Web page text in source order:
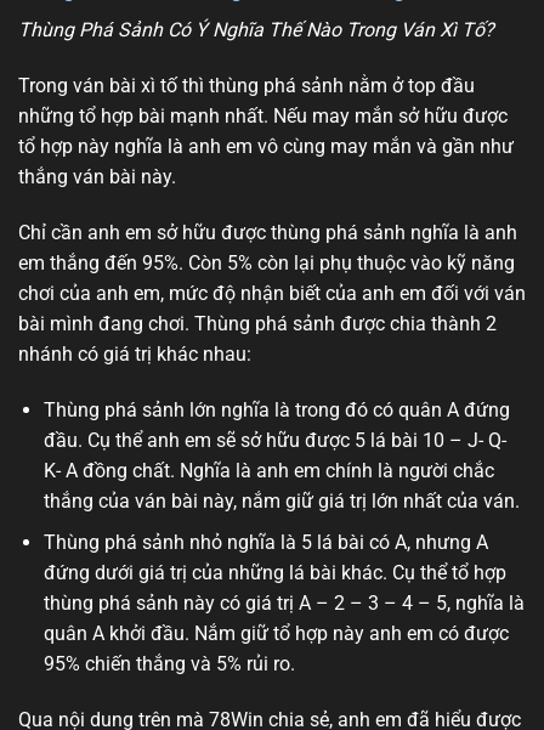
Thùng Phá Sảnh Có Ý Nghĩa Thế Nào Trong Ván Xì Tố?
Trong ván bài xì tố thì thùng phá sảnh nằm ở top đầu
những tổ hợp bài mạnh nhất. Nếu may mắn sở hữu được
tổ hợp này nghĩa là anh em vô cùng may mắn và gần như
thắng ván bài này.
Chỉ cần anh em sở hữu được thùng phá sảnh nghĩa là anh
em thắng đến 95%. Còn 5% còn lại phụ thuộc vào kỹ năng
chơi của anh em, mức độ nhận biết của anh em đối với ván
bài mình đang chơi. Thùng phá sảnh được chia thành 2
nhánh có giá trị khác nhau:
Thùng phá sảnh lớn nghĩa là trong đó có quân A đứng
đầu. Cụ thể anh em sẽ sở hữu được 5 lá bài 10 – J- Q-
K- A đồng chất. Nghĩa là anh em chính là người chắc
thắng của ván bài này, nắm giữ giá trị lớn nhất của ván.
Thùng phá sảnh nhỏ nghĩa là 5 lá bài có A, nhưng A
đứng dưới giá trị của những lá bài khác. Cụ thể tổ hợp
thùng phá sảnh này có giá trị A – 2 – 3 – 4 – 5, nghĩa là
quân A khởi đầu. Nắm giữ tổ hợp này anh em có được
95% chiến thắng và 5% rủi ro.
Qua nội dung trên mà 78Win chia sẻ, anh em đã hiểu được